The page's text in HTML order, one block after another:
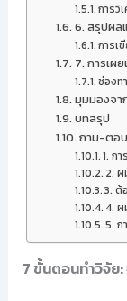
การวิ
6. สรุปผล
การเ
7. การเผ
ช่องท
มุมมองจา
บทสรุป
ถาม-ตอ
1. ก
2. ผ
3. ต้
4. ผ
5. ก
7 ขั้นตอนทำวิจัย